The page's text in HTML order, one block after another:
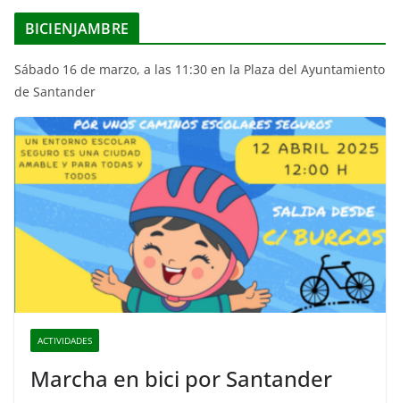
BICIENJAMBRE
Sábado 16 de marzo, a las 11:30 en la Plaza del Ayuntamiento
de Santander
ACTIVIDADES
Marcha en bici por Santander